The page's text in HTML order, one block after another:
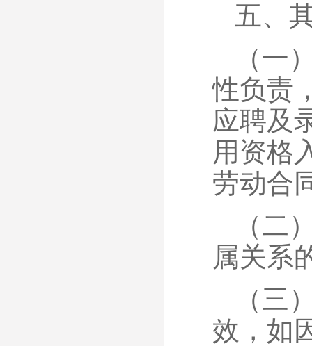
五、
（一
性负责
应聘及
用资格
劳动合
（二
属关系
（三
效，如